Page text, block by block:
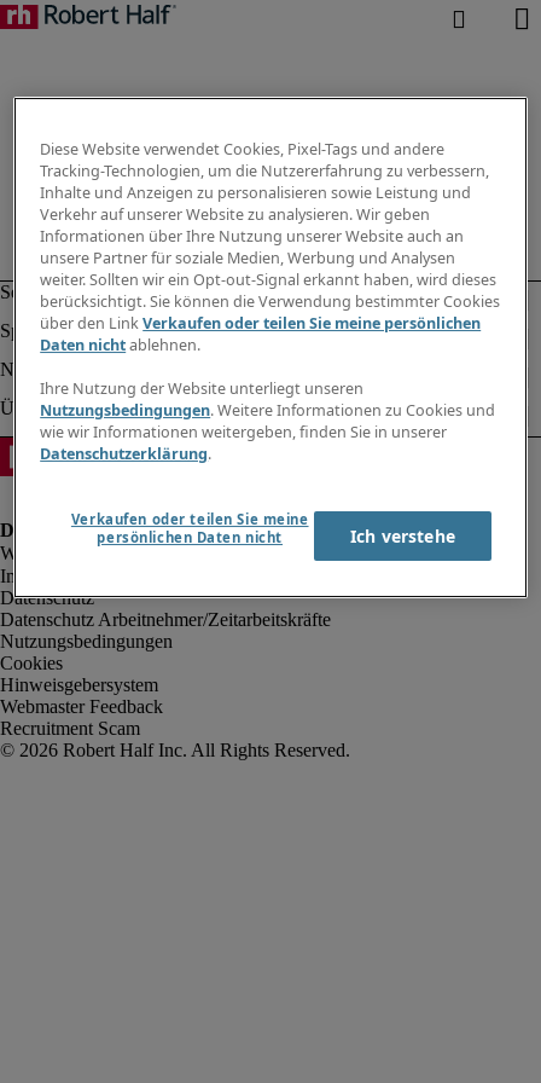
Impressum
Datenschutz
Datenschutz Arbeitnehmer/Zeitarbeitskräfte
Nutzungsbedingungen
Cookies
Hinweisgebersystem
Webmaster Feedback
Recruitment Scam
Diese Website verwendet Cookies, Pixel-Tags und andere
Tracking-Technologien, um die Nutzererfahrung zu verbessern,
Inhalte und Anzeigen zu personalisieren sowie Leistung und
Verkehr auf unserer Website zu analysieren. Wir geben
Informationen über Ihre Nutzung unserer Website auch an
unsere Partner für soziale Medien, Werbung und Analysen
weiter. Sollten wir ein Opt-out-Signal erkannt haben, wird dieses
berücksichtigt. Sie können die Verwendung bestimmter Cookies
über den LinkVerkaufen oder teilen Sie meine persönlichen
Daten nichtablehnen.
Ihre Nutzung der Website unterliegt unseren
Nutzungsbedingungen. Weitere Informationen zu Cookies und
wie wir Informationen weitergeben, finden Sie in unserer
Datenschutzerklärung.
Verkaufen oder teilen Sie meine
persönlichen Daten nicht
Ich verstehe